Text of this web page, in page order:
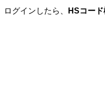
ログインしたら、 HSコー